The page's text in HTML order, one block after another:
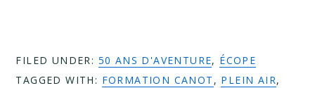
FILED UNDER: 50 ANS D'AVENTURE, ÉCOPE
TAGGED WITH: FORMATION CANOT , PLEIN AIR,